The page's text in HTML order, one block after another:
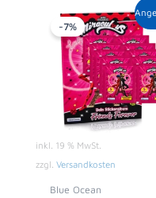
-7%
inkl. 19 % MwSt.
zzgl. Versandkosten
Blue Ocean
Preis
war:
13,90 €
ist: